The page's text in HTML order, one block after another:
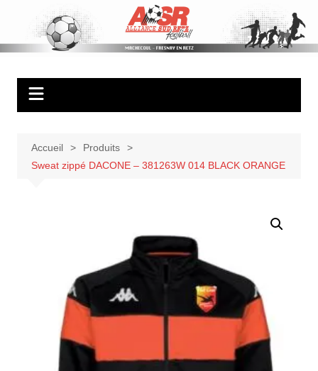
contenu
ASR Football
Ambiance – Serieux – Respect
Accueil
Produits
Sweat zippé DACONE – 381263W 014 BLACK ORANGE